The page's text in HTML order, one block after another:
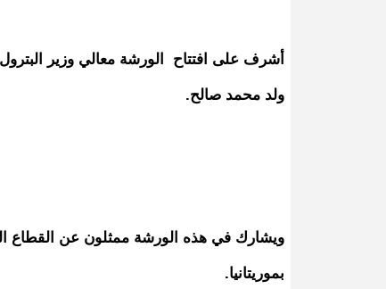
أشرف على افتتاح الورشة معالي وزير
ولد محمد صالح.
ويشارك في هذه الورشة ممثلون عن القطاع
بموريتانيا.